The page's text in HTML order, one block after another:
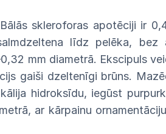
Bālās skleroforas apotēciji ir
līdz pelēka, bez
mm diametrā. Ekscipuls
gaiši dzeltenīgi brūns.
hidroksīdu, iegūst
ar kārpainu